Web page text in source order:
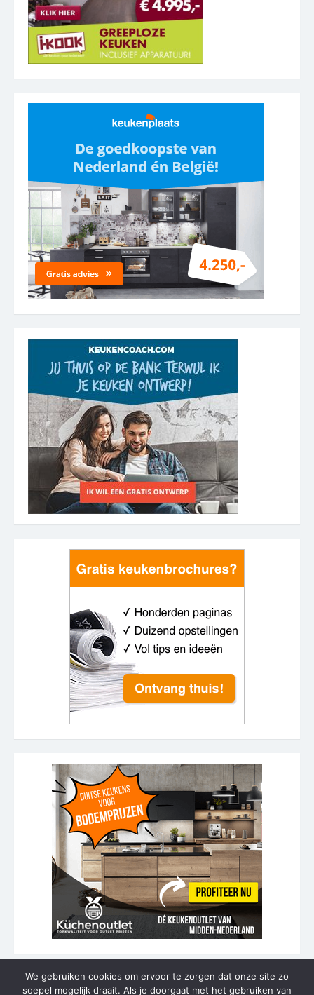
We gebruiken cookies om ervoor te zorgen dat onze site zo
soepel mogelijk draait. Als je doorgaat met het gebruiken van